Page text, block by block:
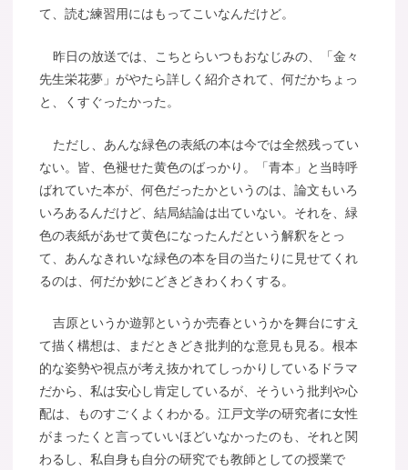
て、読む練習用にはもってこいなんだけど。
昨日の放送では、こちとらいつもおなじみの、「金々
先生栄花夢」がやたら詳しく紹介されて、何だかちょっ
と、くすぐったかった。
ただし、あんな緑色の表紙の本は今では全然残ってい
ない。皆、色褪せた黄色のばっかり。「青本」と当時呼
ばれていた本が、何色だったかというのは、論文もいろ
いろあるんだけど、結局結論は出ていない。それを、緑
色の表紙があせて黄色になったんだという解釈をとっ
て、あんなきれいな緑色の本を目の当たりに見せてくれ
るのは、何だか妙にどきどきわくわくする。
吉原というか遊郭というか売春というかを舞台にすえ
て描く構想は、まだときどき批判的な意見も見る。根本
的な姿勢や視点が考え抜かれてしっかりしているドラマ
だから、私は安心し肯定しているが、そういう批判や心
配は、ものすごくよくわかる。江戸文学の研究者に女性
がまったくと言っていいほどいなかったのも、それと関
わるし、私自身も自分の研究でも教師としての授業で